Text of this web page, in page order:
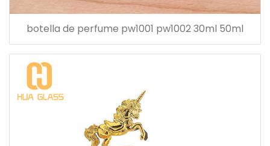
botella de perfume pw1001 pw1002 30ml 50ml